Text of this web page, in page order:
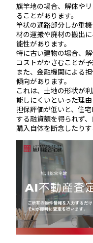
旗竿地の場合、解体や
ることがあります。
竿状の通路部分しか重
材の運搬や廃材の搬出
能性があります。
特に古い建物の場合、
コストがかさむことが予
また、金融機関による
傾向があります。
これは、土地の形状が
能しにくいといった理由
担保評価が低いと、住
する融資額を得られず、
購入自体を断念したりす